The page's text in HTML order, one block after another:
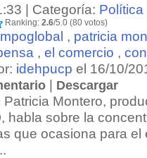
| Categoría: Política
Ranking: 2.6/5.0 (80 votos)
, patricia
, el comercio ,
idehpucp el 16/10/
| Descargar
Patricia Montero,
habla sobre la
que ocasiona para el